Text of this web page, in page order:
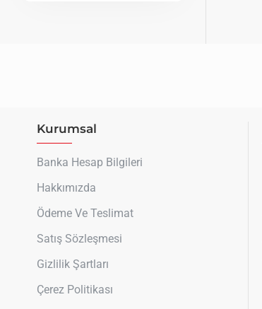
Kurumsal
Banka Hesap Bilgileri
Hakkımızda
Ödeme Ve Teslimat
Satış Sözleşmesi
Gizlilik Şartları
Çerez Politikası